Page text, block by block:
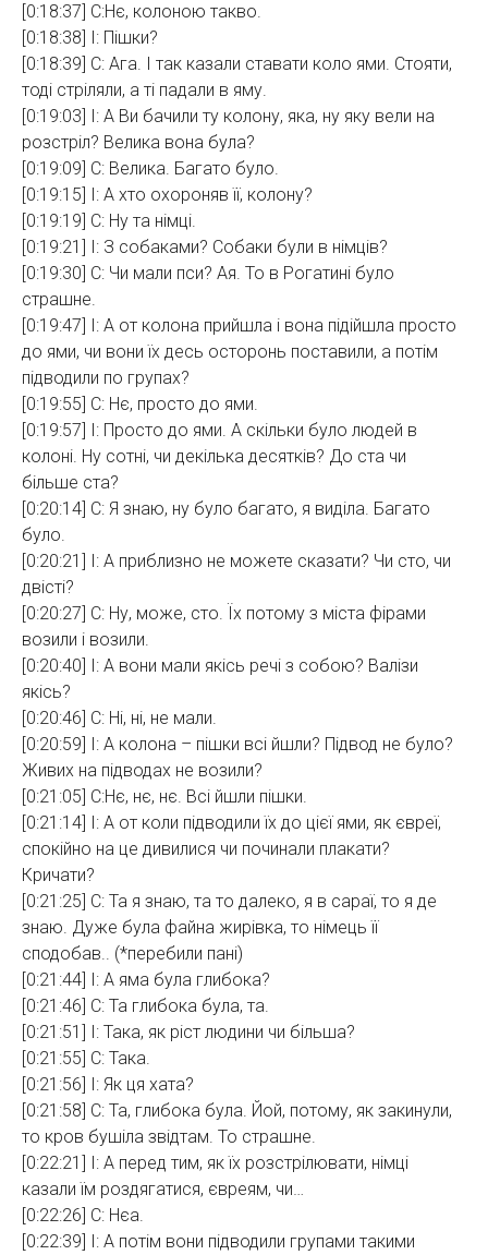
[0:18:37] С:Нє, колоною такво.
[0:18:38] І: Пішки?
[0:18:39] С: Ага. І так казали ставати коло ями. Стояти,
тоді стріляли, а ті падали в яму.
[0:19:03] І: А Ви бачили ту колону, яка, ну яку вели на
розстріл? Велика вона була?
[0:19:09] С: Велика. Багато було.
[0:19:15] І: А хто охороняв її, колону?
[0:19:19] С: Ну та німці.
[0:19:21] І: З собаками? Собаки були в німців?
[0:19:30] С: Чи мали пси? Ая. То в Рогатині було
страшне.
[0:19:47] І: А от колона прийшла і вона підійшла просто
до ями, чи вони їх десь осторонь поставили, а потім
підводили по групах?
[0:19:55] С: Нє, просто до ями.
[0:19:57] І: Просто до ями. А скільки було людей в
колоні. Ну сотні, чи декілька десятків? До ста чи
більше ста?
[0:20:14] С: Я знаю, ну було багато, я виділа. Багато
було.
[0:20:21] І: А приблизно не можете сказати? Чи сто, чи
двісті?
[0:20:27] С: Ну, може, сто. Їх потому з міста фірами
возили і возили.
[0:20:40] І: А вони мали якісь речі з собою? Валізи
якісь?
[0:20:46] С: Ні, ні, не мали.
[0:20:59] І: А колона – пішки всі йшли? Підвод не було?
Живих на підводах не возили?
[0:21:05] С:Нє, нє, нє. Всі йшли пішки.
[0:21:14] І: А от коли підводили їх до цієї ями, як євреї,
спокійно на це дивилися чи починали плакати?
Кричати?
[0:21:25] С: Та я знаю, та то далеко, я в сараї, то я де
знаю. Дуже була файна жирівка, то німець її
сподобав.. (*перебили пані)
[0:21:44] І: А яма була глибока?
[0:21:46] С: Та глибока була, та.
[0:21:51] І: Така, як ріст людини чи більша?
[0:21:55] С: Така.
[0:21:56] І: Як ця хата?
[0:21:58] С: Та, глибока була. Йой, потому, як закинули,
то кров бушіла звідтам. То страшне.
[0:22:21] І: А перед тим, як їх розстрілювати, німці
казали їм роздягатися, євреям, чи…
[0:22:26] С: Нєа.
[0:22:39] І: А потім вони підводили групами такими